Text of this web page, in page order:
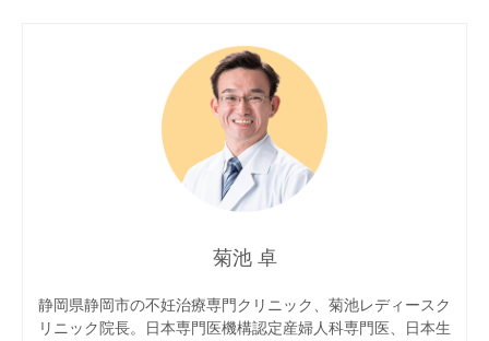
菊池 卓
静岡県静岡市の不妊治療専門クリニック、菊池レディースク
リニック院長。日本専門医機構認定産婦人科専門医、日本生